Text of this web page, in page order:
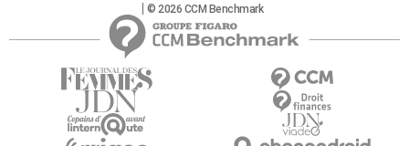
© 2026 CCM Benchmark